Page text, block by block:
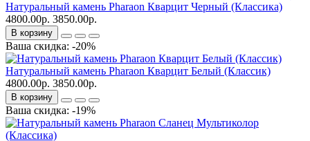
Натуральный камень Pharaon Кварцит Черный (Классика)
4800.00р. 3850.00р.
В корзину
Ваша скидка: -20%
Натуральный камень Pharaon Кварцит Белый (Классик)
4800.00р. 3850.00р.
В корзину
Ваша скидка: -19%